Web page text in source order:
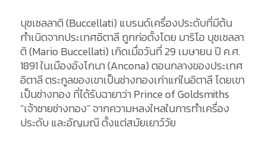
บุชเชลลาติ(Buccellati) แบรนด์เครื่องประดับที่มีต้น
กำเนิดจากประเทศอิตาลีถูกก่อตั้งโดยมาริโอ บุชเชลลา
ติ(Mario Buccellati) เกิดเมื่อวันที่29เมษายนปีค.ศ.
1891ในเมืองอังโกนา(Ancona)ตอนกลางของประเทศ
อิตาลี ตระกูลของเขาเป็นช่างทองเก่าแก่ในอิตาลี โดยเขา
เป็นช่างทอง ที่ได้รับฉายาว่าPrince of Goldsmiths
“เจ้าชายช่างทอง”จากความหลงใหลในการทำเครื่อง
ประดับและอัญมณีตั้งแต่สมัยเยาว์วัย